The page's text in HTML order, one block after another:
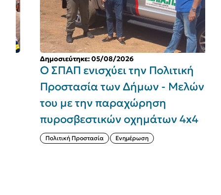
Δημοσιεύτηκε: 05/08/2026
Ο ΣΠΑΠ ενισχύει την Πολιτική
Προστασία των Δήμων - Μελών
του με την παραχώρηση
πυροσβεστικών οχημάτων 4x4
Πολιτική Προστασία Ενημέρωση